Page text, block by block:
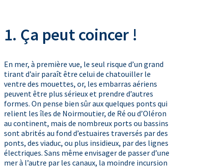
1. Ça peut coincer !
En mer, à première vue, le seul risque d’un grand
tirant d’air paraît être celui de chatouiller le
ventre des mouettes, or, les embarras aériens
peuvent être plus sérieux et prendre d’autres
formes. On pense bien sûr aux quelques ponts qui
relient les îles de Noirmoutier, de Ré ou d’Oléron
au continent, mais de nombreux ports ou bassins
sont abrités au fond d’estuaires traversés par des
ponts, des viaduc, ou plus insidieux, par des lignes
électriques. Sans même envisager de passer d’une
mer à l’autre par les canaux, la moindre incursion